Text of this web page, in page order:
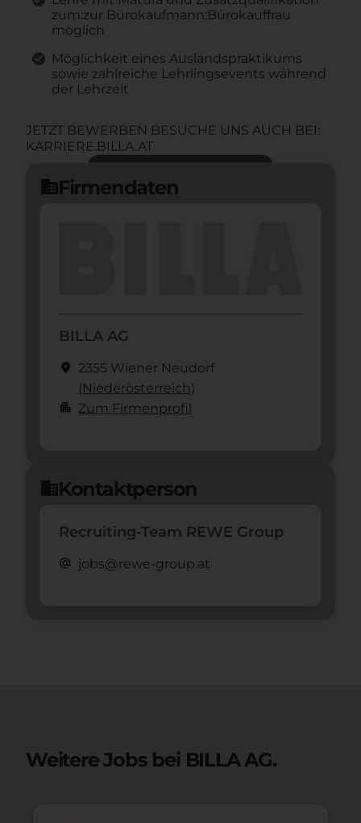
zum:zur Bürokaufmann:Bürokauffrau
möglich
Möglichkeit eines Auslandspraktikums
sowie zahlreiche Lehrlingsevents während
der Lehrzeit
JETZT BEWERBEN BESUCHE UNS AUCH BEI:
KARRIERE.BILLA.AT
domainFirmendaten
BILLA AG
location_on 2355 Wiener Neudorf
(Nieder­österreich)
apartment Zum Firmenprofil
domainKontaktperson
Recruiting-Team REWE Group
alternate_email jobs@rewe-group.at
Weitere Jobs bei BILLA AG.